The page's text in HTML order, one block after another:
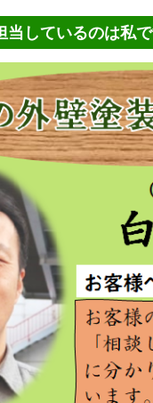
当しているのは私